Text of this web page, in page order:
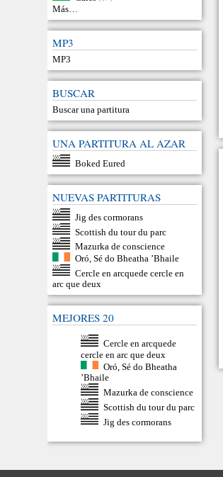
Más…
MP3
MP3
BUSCAR
Buscar una partitura
UNA PARTITURA AL AZAR
Boked Eured
NUEVAS PARTITURAS
Jig des cormorans
Scottish du tour du parc
Mazurka de conscience
Oró, Sé do Bheatha ’Bhaile
Cercle en arcquede cercle en
arc que deux
MEJORES 20
Cercle en arcquede
cercle en arc que deux
Oró, Sé do Bheatha
’Bhaile
Mazurka de conscience
Scottish du tour du parc
Jig des cormorans